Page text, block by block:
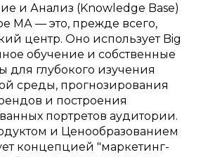
и Анализ (Knowledge Base)
МА — это, прежде всего,
центр. Оно использует Big
обучение и собственные
для глубокого изучения
среды, прогнозирования
и построения
портретов аудитории.
и Ценообразованием
концепцией "маркетинг-